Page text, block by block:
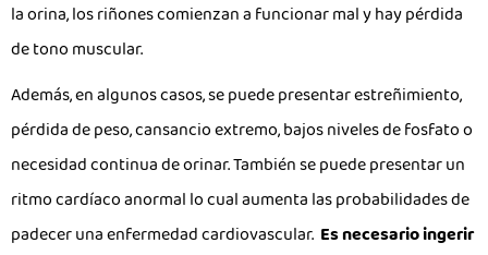
la orina, los riñones comienzan a funcionar mal y hay pérdida
de tono muscular.
Además, en algunos casos, se puede presentar estreñimiento,
pérdida de peso, cansancio extremo, bajos niveles de fosfato o
necesidad continua de orinar. También se puede presentar un
ritmo cardíaco anormal lo cual aumenta las probabilidades de
padecer una enfermedad cardiovascular. Es necesario ingerir